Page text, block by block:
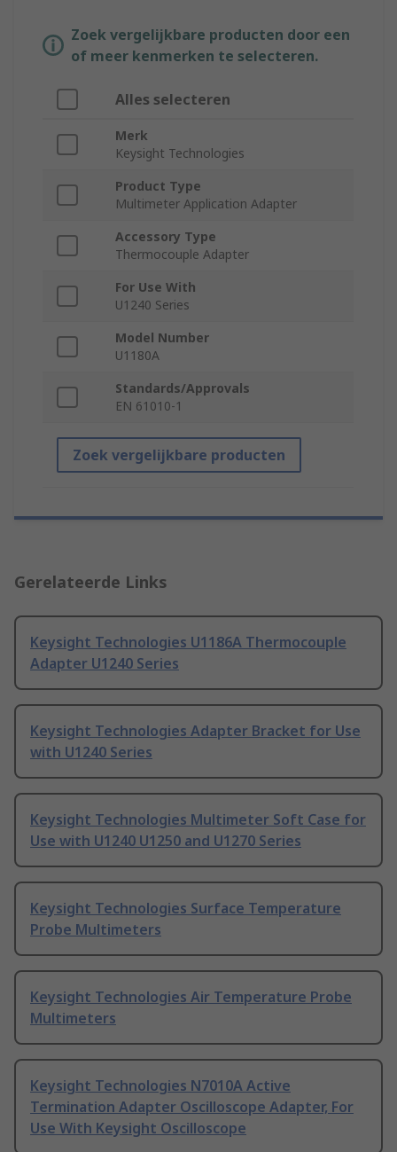
Zoek vergelijkbare producten door een
of meer kenmerken te selecteren.
Alles selecteren
Merk
Keysight Technologies
Product Type
Multimeter Application Adapter
Accessory Type
Thermocouple Adapter
For Use With
U1240 Series
Model Number
U1180A
Standards/Approvals
EN 61010-1
Zoek vergelijkbare producten
Gerelateerde Links
Keysight Technologies U1186A Thermocouple
Adapter U1240 Series
Keysight Technologies Adapter Bracket for Use
with U1240 Series
Keysight Technologies Multimeter Soft Case for
Use with U1240 U1250 and U1270 Series
Keysight Technologies Surface Temperature
Probe Multimeters
Keysight Technologies Air Temperature Probe
Multimeters
Keysight Technologies N7010A Active
Termination Adapter Oscilloscope Adapter, For
Use With Keysight Oscilloscope